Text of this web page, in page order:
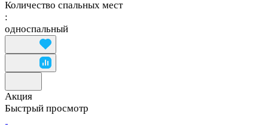
Количество спальных мест
:
односпальный
Акция
Быстрый просмотр